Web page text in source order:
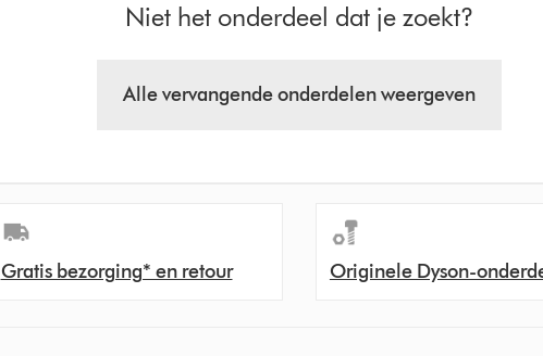
Niet het onderdeel dat je zoekt?
Alle vervangende onderdelen weergeven
Gratis bezorging* en retour Originele Dyson-